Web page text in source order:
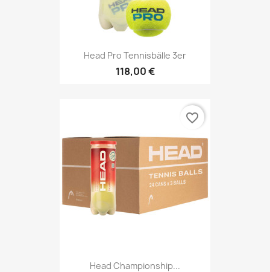
Head Pro Tennisbälle 3er
118,00 €
Head Championship...
favorite_border